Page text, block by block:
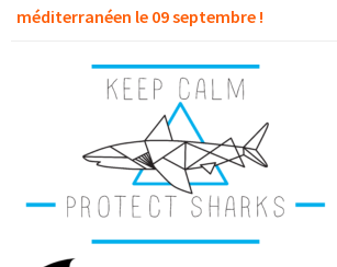
méditerranéen le 09 septembre !